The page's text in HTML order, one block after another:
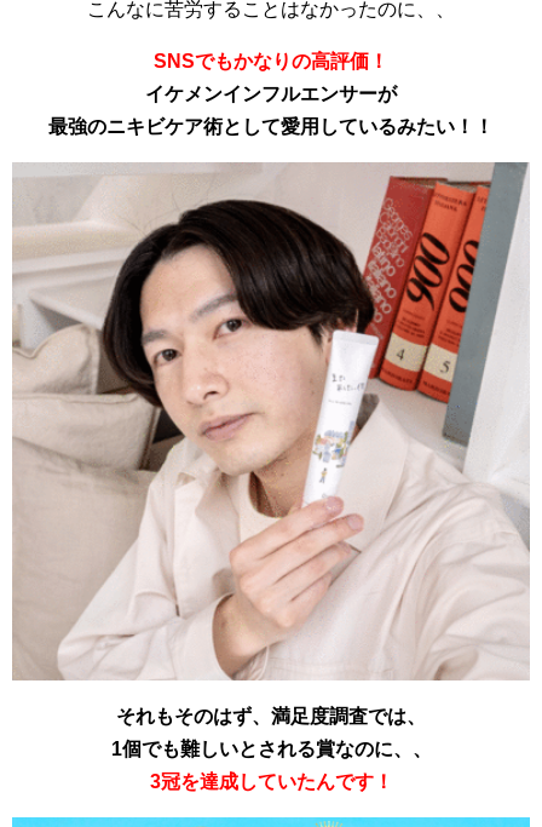
こんなに苦労することはなかったのに、、
SNSでもかなりの高評価！
イケメンインフルエンサーが
最強のニキビケア術として愛用しているみたい！！
それもそのはず、満足度調査では、
1個でも難しいとされる賞なのに、、
3冠を達成していたんです！